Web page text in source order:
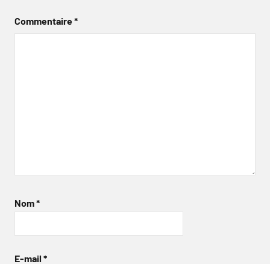
Commentaire*
Nom*
E-mail *